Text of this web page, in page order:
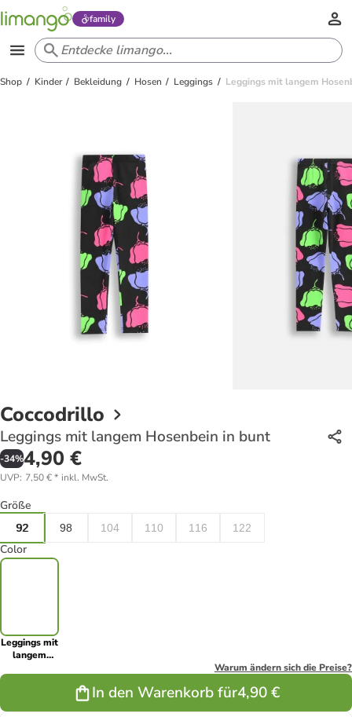
family
Shop Kinder Bekleidung Hosen Leggings Leggings mit langem
Coccodrillo
Leggings mit langem Hosenbein in bunt
-34%4,90 €
UVP: 7,50 €* inkl. MwSt.
Größe
92 98 104 110 116 122
Color
Leggings mit
langem
Warum ändern sich die Preise?
In den Warenkorb für4,90 €